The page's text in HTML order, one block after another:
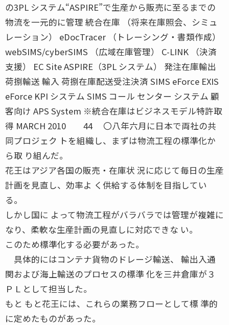
の3PL システム“ASPIRE”で生産から販売に至るまでの
物流を一元的に管理 統合在庫 （将来在庫照会、シミュ
レーション） eDocTracer （トレーシング・書類作成）
webSIMS/cyberSIMS （広域在庫管理） C-LINK （決済
支援） EC Site ASPIRE（3PL システム） 発注在庫輸出
荷捌輸送 輸入 荷捌在庫配送受注決済 SIMS eForce EXIS
eForce KPI システム SIMS コール センター システム 顧
客向け APS System ※統合在庫はビジネスモデル特許取
得 MARCH 2010 44 〇八年六月に日本で両社の共
同プロジェク トを組織し、まずは物流工程の標準化か
ら取 り組んだ。
花王はアジア各国の販売・在庫状 況に応じて毎日の生産
計画を見直し、効率よ く供給する体制を目指してい
る。
しかし国に よって物流工程がバラバラでは管理が複雑に
なり、柔軟な生産計画の見直しに対応できな い。
このため標準化する必要があった。
具体的にはコンテナ貨物のドレージ輸送、 輸出入通
関および海上輸送のプロセスの標準 化を三井倉庫が３
ＰＬとして担当した。
もと もと花王には、これらの業務フローとして標 準的
に定めたものがあった。